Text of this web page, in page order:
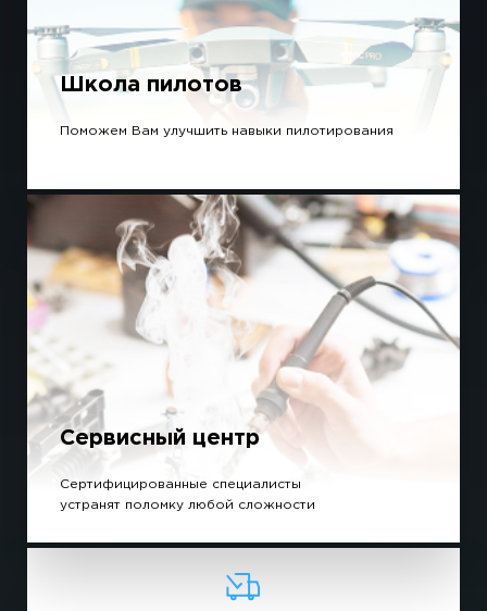
Школа пилотов
Поможем Вам улучшить навыки пилотирования
Сервисный центр
Сертифицированные специалисты
устранят поломку любой сложности